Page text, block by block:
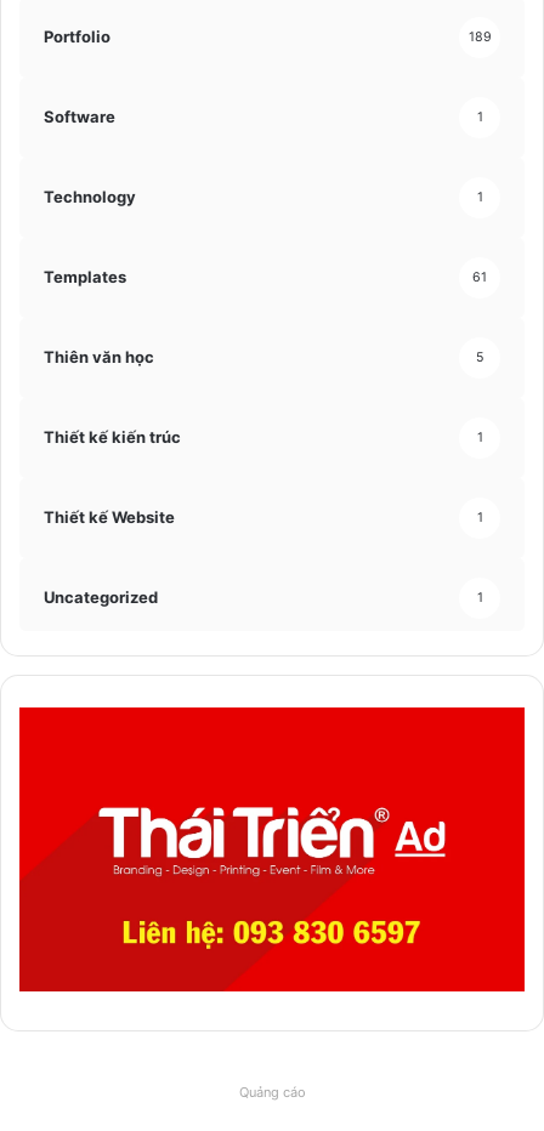
Portfolio 189
Software 1
Technology 1
Templates 61
Thiên văn học 5
Thiết kế kiến trúc 1
Thiết kế Website 1
Uncategorized 1
Quảng cáo